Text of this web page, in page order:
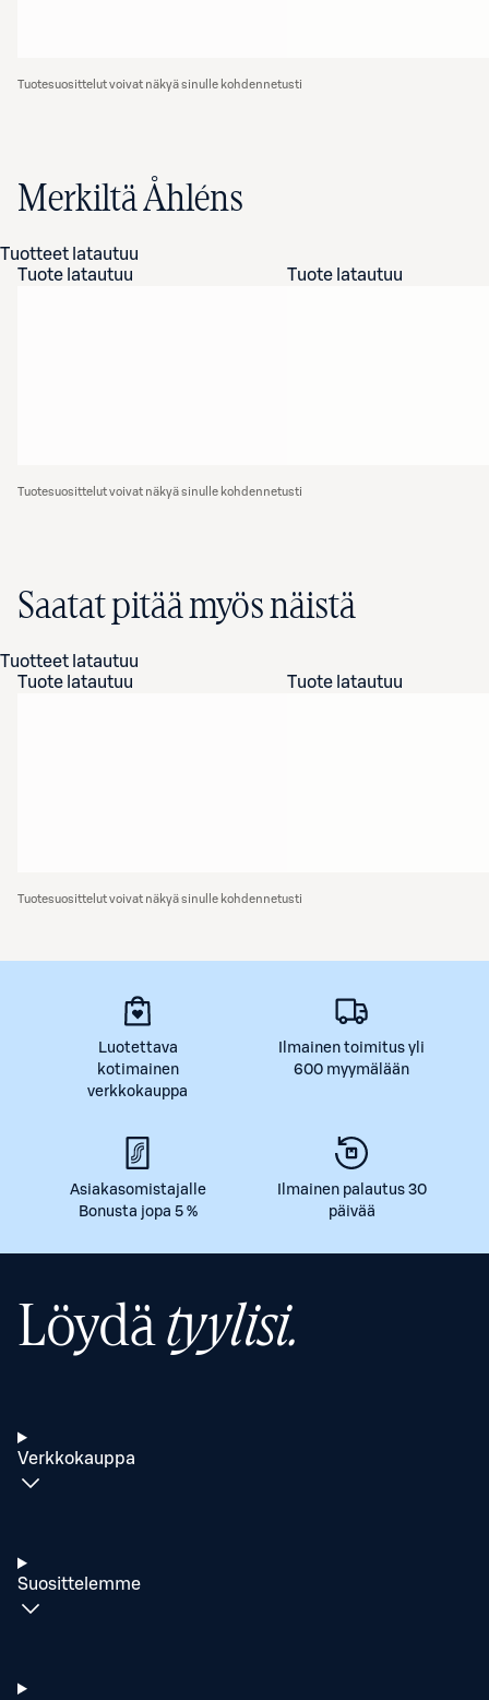
Tuotesuosittelut voivat näkyä sinulle kohdennetusti
Merkiltä Åhléns
Tuotteet latautuu
Tuote latautuu
Tuote latautuu
Tuotesuosittelut voivat näkyä sinulle kohdennetusti
Saatat pitää myös näistä
Tuotteet latautuu
Tuote latautuu
Tuote latautuu
Tuotesuosittelut voivat näkyä sinulle kohdennetusti
Luotettava
kotimainen
verkkokauppa
Ilmainen toimitus yli
600 myymälään
Asiakasomistajalle
Bonusta jopa 5 %
Ilmainen palautus 30
päivää
Löydätyylisi.
Verkkokauppa
Suosittelemme